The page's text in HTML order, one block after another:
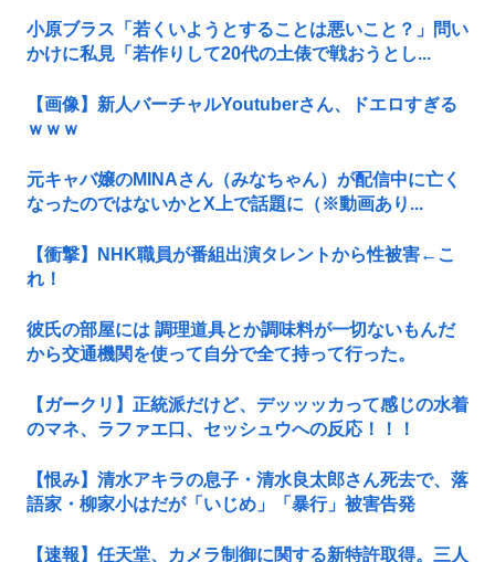
小原ブラス「若くいようとすることは悪いこと？」問い
かけに私見「若作りして20代の土俵で戦おうとし...
【画像】新人バーチャルYoutuberさん、ドエロすぎる
ｗｗｗ
元キャバ嬢のMINAさん（みなちゃん）が配信中に亡く
なったのではないかとX上で話題に（※動画あり...
【衝撃】NHK職員が番組出演タレントから性被害←こ
れ！
彼氏の部屋には 調理道具とか調味料が一切ないもんだ
から交通機関を使って自分で全て持って行った。
【ガークリ】正統派だけど、デッッッカって感じの水着
のマネ、ラファエ口、セッシュウへの反応！！！
【恨み】清水アキラの息子・清水良太郎さん死去で、落
語家・柳家小はだが「いじめ」「暴行」被害告発
【速報】任天堂、カメラ制御に関する新特許取得。三人